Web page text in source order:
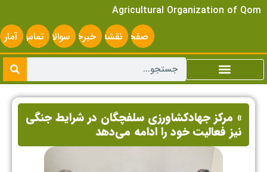
Agricultural Organization of Qom
صفحه
اصلی
نقشه
سایت
خبرخوانسوالات
متداول
تماس
با ما
آمار
» مرکز جهادکشاورزی سلفچگان در شرایط جنگی
نیز فعالیت خود را ادامه می‌دهد